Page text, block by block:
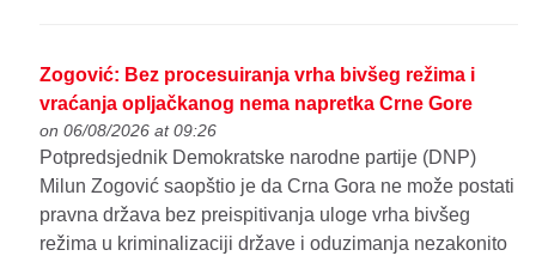
Zogović: Bez procesuiranja vrha bivšeg režima i
vraćanja opljačkanog nema napretka Crne Gore
on 06/08/2026 at 09:26
Potpredsjednik Demokratske narodne partije (DNP)
Milun Zogović saopštio je da Crna Gora ne može postati
pravna država bez preispitivanja uloge vrha bivšeg
režima u kriminalizaciji države i oduzimanja nezakonito